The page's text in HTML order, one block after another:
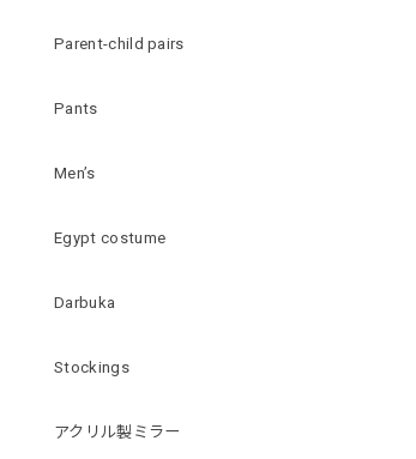
Parent-child pairs
Pants
Men’s
Egypt costume
Darbuka
Stockings
アクリル製ミラー